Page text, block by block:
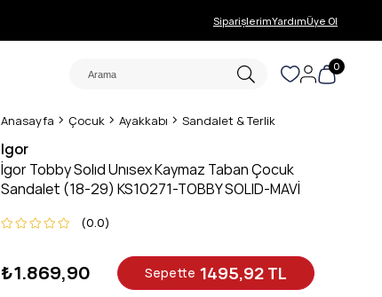
SiparişlerimYardımÜye Ol
0
Anasayfa Çocuk Ayakkabı Sandalet & Terlik
Igor
İgor Tobby Solıd Unısex Kaymaz Taban Çocuk
Sandalet (18-29) KS10271-TOBBY SOLID-MAVİ
0.0
₺1.869,90 Sepette 1495,92 TL